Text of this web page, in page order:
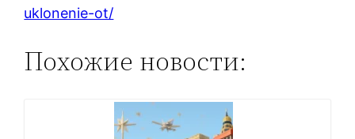
uklonenie-ot/
Похожие новости: